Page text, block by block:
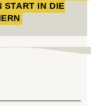
START IN DIE